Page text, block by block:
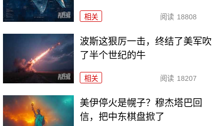
相关 阅读 18808
波斯这狠厉一击，终结了美军吹
了半个世纪的牛
相关 阅读 18207
美伊停火是幌子？穆杰塔巴回
信，把中东棋盘掀了